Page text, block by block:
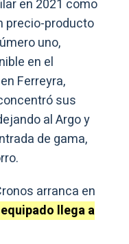
en 2021 como
precio-producto
uno,
en el
Ferreyra,
sus
al Argo y
de gama,
arranca en
llega a